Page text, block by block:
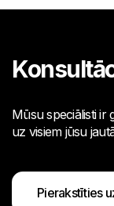
Mūsu speciālisti ir
uz visiem jūsu
Pierakstīties